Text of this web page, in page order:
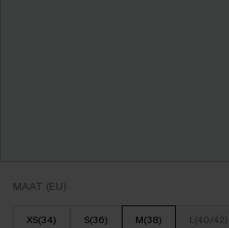
MAAT (EU)
XS(34) S(36) M(38) L(40/42)